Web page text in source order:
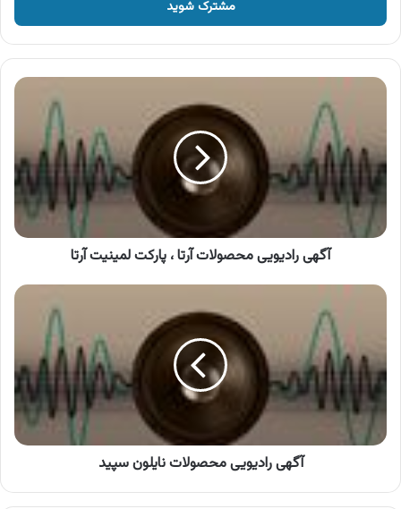
وارد
کنید
آگهی
،
پارکت
لمینیت
آگهی رادیویی محصولات آرتا ، پارکت لمینیت آرتا
آگهی
نایلون
سپید
آگهی رادیویی محصولات نایلون سپید